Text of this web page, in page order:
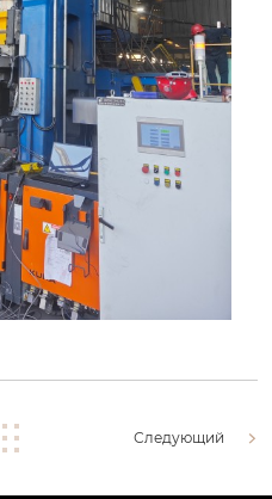
Следующий